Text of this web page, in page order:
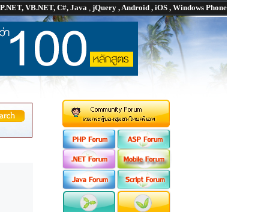
VB.NET, C#, Java , jQuery , Android , iOS , Windows Phone